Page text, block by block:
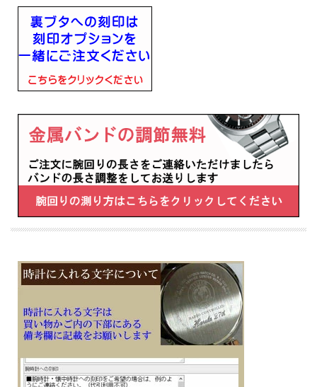
■ソーラー発電、機能使用時約7ヶ月、パワーセービング状態時約18ヶ月（フル充
電時）
■月差±15秒（非受信時）
■２０気圧防水
■樹脂／ステンレスケース
■ミネラルガラス
■フルオートカレンダー
■ダブルLEDライト：文字板用LEDライト（フルオートライト、残照機能、残照時
■1/100秒、60分計、スプリット付き（ストップウォッチ機能）
■時刻アラーム5本（カウントダウン機能付）・時報
■ワールドタイム機能、世界48都市（31タイムゾーン、サマータイム設定機能）＋
■タイマー機能 セット単位：1秒、最大セット：100分、1秒単位で計測
■幅52.4mm×厚み16.1mm×重さ108g
・針退避機能（針が液晶表示と重なって見づらいときは、針を液晶表示の上から一
時的に退避させることができます）
■メーカーの正規国内保証書付き（1年間保証）
子供 息子 彼氏 夫 お父さん お義父さん 会社 永年勤続 周年記念 皆勤 栄転 退職 誕
生日 入学 成人 卒業 贈り物 ギフト 記念品 プレゼントにメッセージ 文字 名入れ 刻
印した腕時計を
※１０文字分の加工費込みの表示価格です
※在庫ありの時１０日間前後（土日祝日は除く）で発送予定（在庫切れの場合もあ